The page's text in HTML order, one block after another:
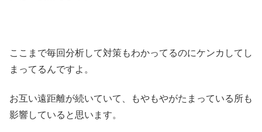
ここまで毎回分析して対策もわかってるのにケンカしてし
まってるんですよ。
お互い遠距離が続いていて、もやもやがたまっている所も
影響していると思います。